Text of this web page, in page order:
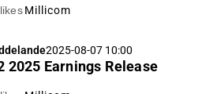
Millicom
2025-08-07 10:00
2025 Earnings Release